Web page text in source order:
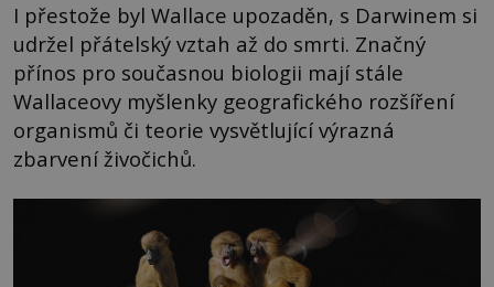
I přestože byl Wallace upozaděn, s Darwinem si
udržel přátelský vztah až do smrti. Značný
přínos pro současnou biologii mají stále
Wallaceovy myšlenky geografického rozšíření
organismů či teorie vysvětlující výrazná
zbarvení živočichů.